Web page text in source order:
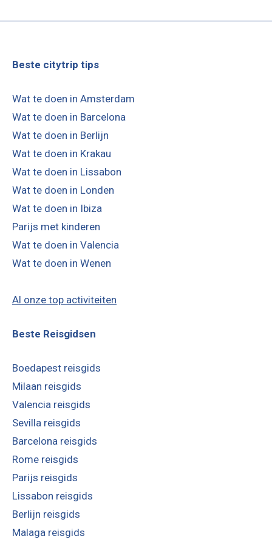
Beste citytrip tips
Wat te doen in Amsterdam
Wat te doen in Barcelona
Wat te doen in Berlijn
Wat te doen in Krakau
Wat te doen in Lissabon
Wat te doen in Londen
Wat te doen in Ibiza
Parijs met kinderen
Wat te doen in Valencia
Wat te doen in Wenen
Al onze top activiteiten
Beste Reisgidsen
Boedapest reisgids
Milaan reisgids
Valencia reisgids
Sevilla reisgids
Barcelona reisgids
Rome reisgids
Parijs reisgids
Lissabon reisgids
Berlijn reisgids
Malaga reisgids